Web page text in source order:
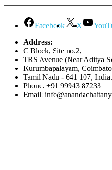
Facebook X
Address:
C Block, Site no.2,
TRS Avenue (Near Aditya
Kurumbapalayam,
Tamil Nadu - 641 107, India.
Phone: +91 99943 87233
Email: